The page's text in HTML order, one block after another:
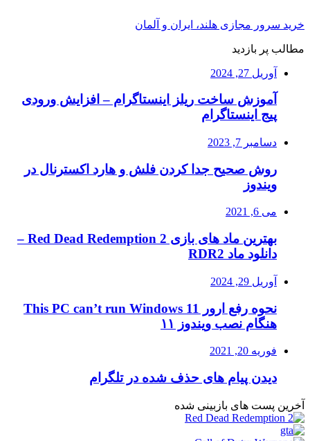
خرید سرور مجازی هلند، ایران و آلمان
مطالب پر بازدید
آوریل 27, 2024
آموزش ساخت ریلز اینستاگرام – افزایش ورودی
پیج اینستاگرام
دسامبر 7, 2023
روش صحیح جدا کردن فلش و هارد اکسترنال در
ویندوز
می 6, 2021
بهترین ماد های بازی Red Dead Redemption 2 –
دانلود ماد RDR2
آوریل 29, 2024
نحوه رفع ارور This PC can’t run Windows 11
هنگام نصب ویندوز ۱۱
فوریه 20, 2021
دیدن پیام های حذف شده در تلگرام
آخرین پست های بازبینی شده